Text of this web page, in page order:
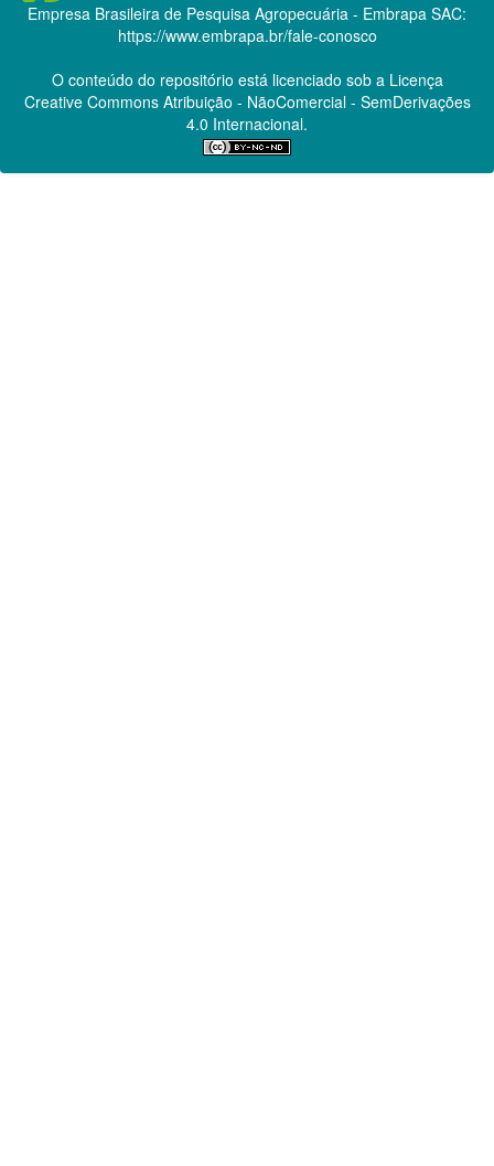
Empresa Brasileira de Pesquisa Agropecuária - Embrapa SAC:
https://www.embrapa.br/fale-conosco
O conteúdo do repositório está licenciado sob a Licença
Creative CommonsAtribuição - NãoComercial - SemDerivações
4.0 Internacional.